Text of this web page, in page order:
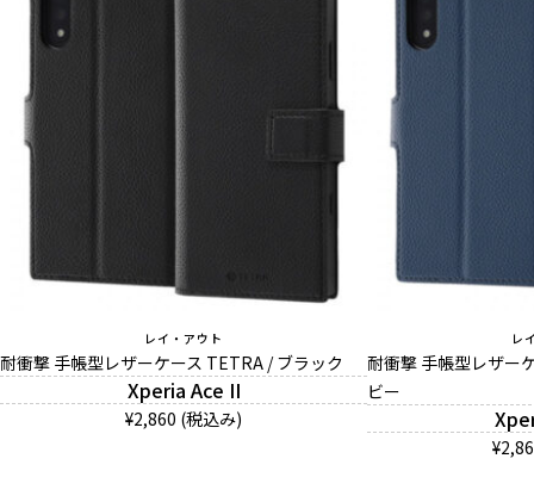
レイ・アウト
耐衝撃 手帳型レザーケース TETRA / ブラック
Xperia Ace II
¥2,860 (税込み)
レ
耐衝撃 手帳型レザー
ビー